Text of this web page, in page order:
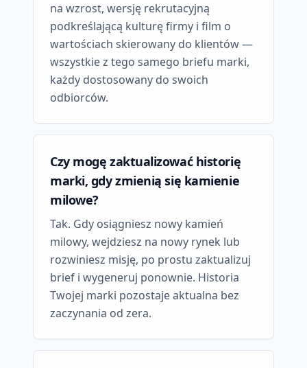
na wzrost, wersję rekrutacyjną
podkreślającą kulturę firmy i film o
wartościach skierowany do klientów —
wszystkie z tego samego briefu marki,
każdy dostosowany do swoich
odbiorców.
Czy mogę zaktualizować historię
marki, gdy zmienią się kamienie
milowe?
Tak. Gdy osiągniesz nowy kamień
milowy, wejdziesz na nowy rynek lub
rozwiniesz misję, po prostu zaktualizuj
brief i wygeneruj ponownie. Historia
Twojej marki pozostaje aktualna bez
zaczynania od zera.